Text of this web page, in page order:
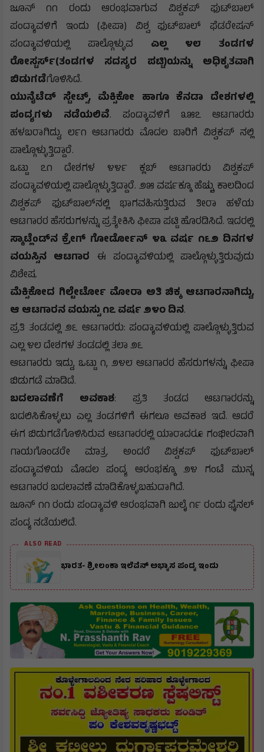
ಜೂನ್ ೧೧ ರಂದು ಆರಂಭವಾಗುವ ವಿಶ್ವಕಪ್ ಫುಟ್‌ಬಾಲ್
ಪಂದ್ಯಾವಳಿಗೆ ಇಂದು (ಫೀಪಾ) ವಿಶ್ವ ಫುಟ್‌ಬಾಲ್ ಫೆಡರೇಷನ್
ಪಂದ್ಯಾವಳಿಯಲ್ಲಿ ಪಾಲ್ಗೊಳ್ಳುವ ಎಲ್ಲ ೪೮ ತಂಡಗಳ
ರೋಸ್ಟರ್ಸ್(ತಂಡಗಳ ಸದಸ್ಯರ ಪಟ್ಟಿ)ಯನ್ನು ಅಧಿಕೃತವಾಗಿ
ಬಿಡುಗಡೆಗೊಳಿಸಿದೆ.
ಯುನೈಟೆಡ್ ಸ್ಟೇಟ್ಸ್, ಮೆಕ್ಸಿಕೋ ಹಾಗೂ ಕೆನಡಾ ದೇಶಗಳಲ್ಲಿ
ಪಂದ್ಯಗಳು ನಡೆಯಲಿವೆ. ಪಂದ್ಯಾವಳಿಗೆ ೩೫೭ ಆಟಗಾರರು
ಹಳಬರಾಗಿದ್ದು, ೮೯೧ ಆಟಗಾರರು ಮೊದಲ ಬಾರಿಗೆ ವಿಶ್ವಕಪ್ ನಲ್ಲಿ
ಪಾಲ್ಗೊಳ್ಳುತ್ತಿದ್ದಾರೆ.
ಒಟ್ಟು ೭೧ ದೇಶಗಳ ೪೪೯ ಕ್ಲಬ್ ಆಟಗಾರರು ವಿಶ್ವಕಪ್
ಪಂದ್ಯಾವಳಿಯಲ್ಲಿ ಪಾಲ್ಗೊಳ್ಳುತ್ತಿದ್ದಾರೆ. ೨೫ ವರ್ಷಕ್ಕೂ ಹೆಚ್ಚು ಕಾಲದಿಂದ
ವಿಶ್ವಕಪ್ ಫುಟ್‌ಬಾಲ್‌ನಲ್ಲಿ ಭಾಗವಹಿಸುತ್ತಿರುವ ತೀರಾ ಹಳೆಯ
ಆಟಗಾರರ ಹೆಸರುಗಳನ್ನು ಪ್ರತ್ಯೇಕಿಸಿ ಫೀಪಾ ಪಟ್ಟಿ ಹೊರಡಿಸಿದೆ. ಇದರಲ್ಲಿ
ಸ್ಕಾಟ್ಲೆಂಡ್‌ನ ಕ್ರೇಗ್ ಗೋರ್ಡೋನ್ ೪೩ ವರ್ಷ ೧೬೨ ದಿನಗಳ
ವಯಸ್ಸಿನ ಆಟಗಾರ ಈ ಪಂದ್ಯಾವಳಿಯಲ್ಲಿ ಪಾಲ್ಗೊಳ್ಳುತ್ತಿರುವುದು
ವಿಶೇಷ.
ಮೆಕ್ಸಿಕೋದ ಗಿಲ್ಬೇರ್ಟೋ ಮೋರಾ ಅತಿ ಚಿಕ್ಕ ಆಟಗಾರನಾಗಿದ್ದು,
ಆ ಆಟಗಾರನ ವಯಸ್ಸು ೧೭ ವರ್ಷ ೨೪೦ ದಿನ.
ಪ್ರತಿ ತಂಡದಲ್ಲಿ ೨೬ ಆಟಗಾರರು: ಪಂದ್ಯಾವಳಿಯಲ್ಲಿ ಪಾಲ್ಗೊಳ್ಳುತ್ತಿರುವ
ಎಲ್ಲ ೪೮ ದೇಶಗಳ ತಂಡದಲ್ಲಿ ತಲಾ ೨೬
ಆಟಗಾರರು ಇದ್ದು, ಒಟ್ಟು ೧, ೨೪೮ ಆಟಗಾರರ ಹೆಸರುಗಳನ್ನು ಫೀಪಾ
ಬಿಡುಗಡೆ ಮಾಡಿದೆ.
ಬದಲಾವಣೆಗೆ ಅವಕಾಶ: ಪ್ರತಿ ತಂಡದ ಆಟಗಾರರನ್ನು
ಬದಲಿಸಿಕೊಳ್ಳಲು ಎಲ್ಲ ತಂಡಗಳಿಗೆ ಈಗಲೂ ಅವಕಾಶ ಇದೆ. ಆದರೆ
ಈಗ ಬಿಡುಗಡೆಗೊಳಿಸಿರುವ ಆಟಗಾರರಲ್ಲಿ ಯಾರಾದರೂ ಗಂಭೀರವಾಗಿ
ಗಾಯಗೊಂಡರೇ ಮಾತ್ರ. ಅಂದರೆ ವಿಶ್ವಕಪ್ ಫುಟ್‌ಬಾಲ್
ಪಂದ್ಯಾವಳಿಯ ಮೊದಲ ಪಂದ್ಯ ಆರಂಭಕ್ಕೂ ೨೪ ಗಂಟೆ ಮುನ್ನ
ಆಟಗಾರರ ಬದಲಾವಣೆ ಮಾಡಿಕೊಳ್ಳಬಹುದಾಗಿದೆ.
ಜೂನ್ ೧೧ ರಂದು ಪಂದ್ಯಾವಳಿ ಆರಂಭವಾಗಿ ಜುಲೈ ೧೯ ರಂದು ಫೈನಲ್
ಪಂದ್ಯ ನಡೆಯಲಿದೆ.
ALSO READ
ಭಾರತ- ಶ್ರೀಲಂಕಾ ಇಲೆವೆನ್ ಅಭ್ಯಾಸ ಪಂದ್ಯ ಇಂದು